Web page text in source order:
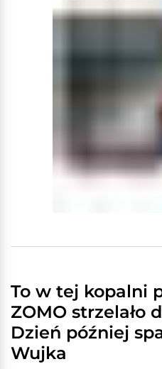
To w tej kopalni
ZOMO strzelało
Dzień później
Wujka